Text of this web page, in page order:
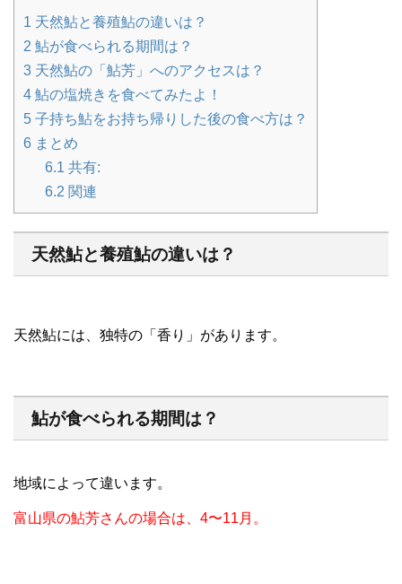
1 天然鮎と養殖鮎の違いは？
2 鮎が食べられる期間は？
3 天然鮎の「鮎芳」へのアクセスは？
4 鮎の塩焼きを食べてみたよ！
5 子持ち鮎をお持ち帰りした後の食べ方は？
6 まとめ
6.1 共有:
6.2 関連
天然鮎と養殖鮎の違いは？
天然鮎には、独特の「香り」があります。
鮎が食べられる期間は？
地域によって違います。
富山県の鮎芳さんの場合は、4〜11月。